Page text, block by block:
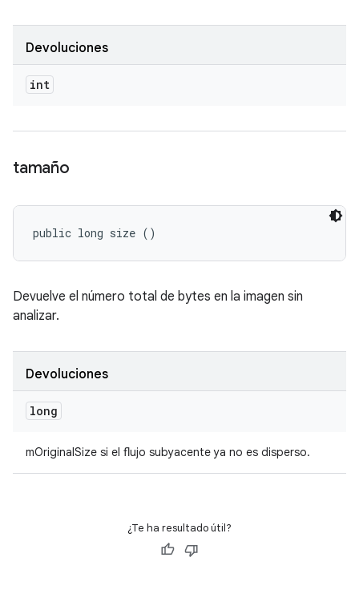
Devoluciones
int
tamaño
public long size ()
Devuelve el número total de bytes en la imagen sin
analizar.
Devoluciones
long
mOriginalSize si el flujo subyacente ya no es disperso.
¿Te ha resultado útil?